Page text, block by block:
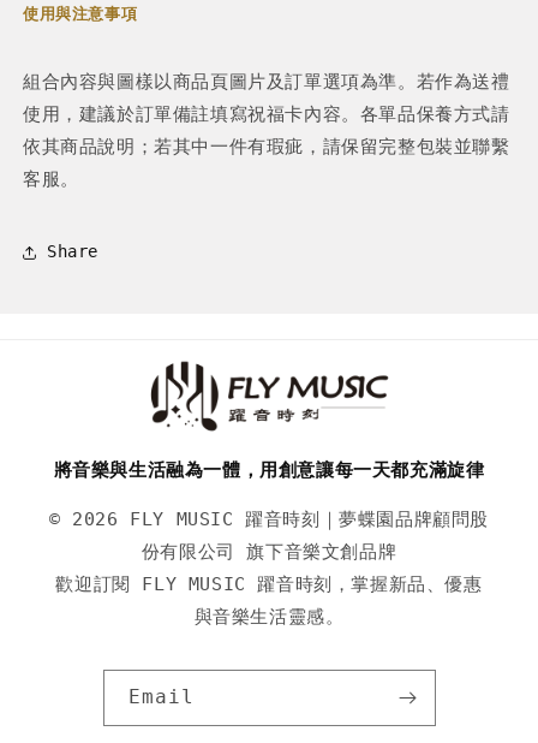
使用與注意事項
組合內容與圖樣以商品頁圖片及訂單選項為準。若作為送禮
使用，建議於訂單備註填寫祝福卡內容。各單品保養方式請
依其商品說明；若其中一件有瑕疵，請保留完整包裝並聯繫
客服。
Share
將音樂與生活融為一體，用創意讓每一天都充滿旋律
© 2026 FLY MUSIC 躍音時刻｜夢蝶園品牌顧問股
份有限公司 旗下音樂文創品牌
歡迎訂閱 FLY MUSIC 躍音時刻，掌握新品、優惠
與音樂生活靈感。
Email